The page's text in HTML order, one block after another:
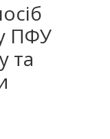
ПФУ
та